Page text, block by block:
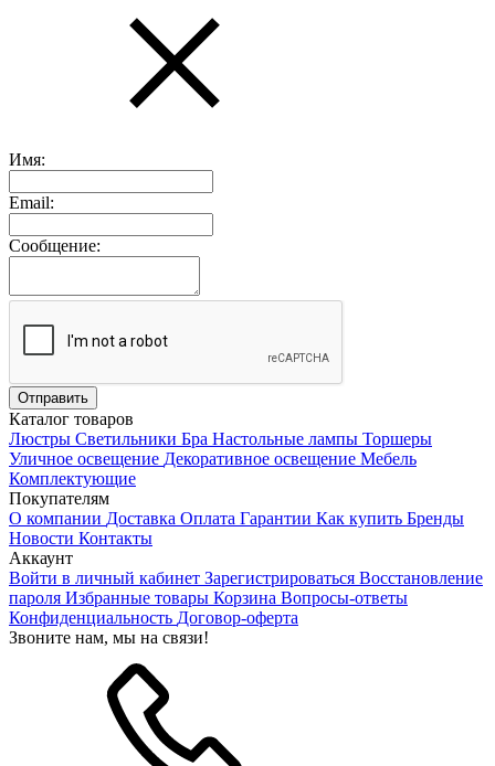
Имя:
Email:
Сообщение:
Каталог товаров
Люстры Светильники Бра Настольные лампы Торшеры
Уличное освещение Декоративное освещение Мебель
Комплектующие
Покупателям
О компании Доставка Оплата Гарантии Как купить Бренды
Новости Контакты
Аккаунт
Войти в личный кабинет Зарегистрироваться Восстановление
пароля Избранные товары Корзина Вопросы-ответы
Конфиденциальность Договор-оферта
Звоните нам, мы на связи!